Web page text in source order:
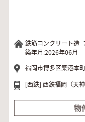
鉄筋コンクリート造
築年月:2026年06月
福岡市博多区築港本
[西鉄] 西鉄福岡（天
物